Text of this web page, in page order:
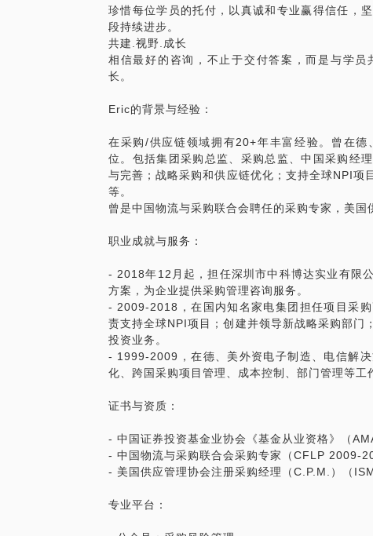
珍惜每位学员的托付，以真诚和专业赢得信任，
段持续进步。
共建.视野.成长
相信最好的咨询，不止于交付答案，而是与学
长。
Eric的背景与经验：
在采购/供应链领域拥有20+年丰富经验。曾在
位。包括集团采购总监、采购总监、中国采购经
与完善；战略采购和供应链优化；支持全球NPI项
等。
曾是中国物流与采购联合会聘任的采购专家，美国
职业成就与服务：
- 2018年12月起，担任深圳市中科博达实业有限
方案，为企业提供采购管理咨询服务。
- 2009-2018，在国内知名家电集团担任项目采
责支持全球NPI项目；创建并领导新战略采购部门
投资业务。
- 1999-2009，在德、美外资电子制造、电信解
化、跨国采购项目管理、成本控制、部门管理等工
证书与资质：
- 中国证券投资基金业协会《基金从业资格》（
- 中国物流与采购联合会采购专家（CFLP 2009-
- 美国供应管理协会注册采购经理（C.P.M.）（
专业平台：